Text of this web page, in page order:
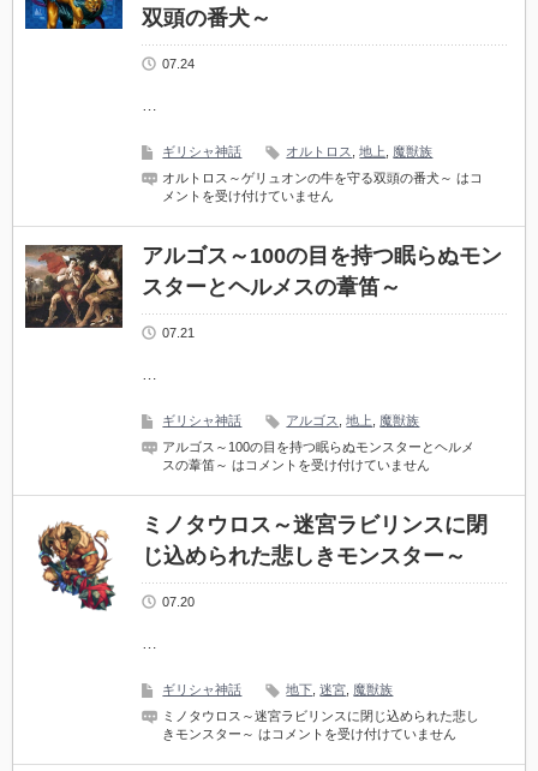
双頭の番犬～
07.24
…
ギリシャ神話 オルトロス ,地上
魔獣族
オルトロス～ゲリュオンの牛を守る双頭の番犬～ は コ
メントを受け付けていません
アルゴス～100の目を持つ眠らぬモン
スターとヘルメスの葦笛～
07.21
…
ギリシャ神話 アルゴス ,地上
魔獣族
アルゴス～100の目を持つ眠らぬモンスターとヘルメ
スの葦笛～ は コメントを受け付けていません
ミノタウロス～迷宮ラビリンスに閉
じ込められた悲しきモンスター～
07.20
…
ギリシャ神話 地下 ,迷宮 魔獣族
ミノタウロス～迷宮ラビリンスに閉じ込められた悲し
きモンスター～ は コメントを受け付けていません